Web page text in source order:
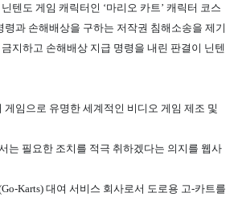
텐도 게임 캐릭터인 ‘마리오 카트’ 캐릭터 코스
과 손해배상을 구하는 저작권 침해소송을 제기
지하고 손해배상 지급 명령을 내린 판결이 닌텐
임으로 유명한 세계적인 비디오 게임 제조 및
는 필요한 조치를 적극 취하겠다는 의지를 웹사
Karts) 대여 서비스 회사로서 도로용 고-카트를